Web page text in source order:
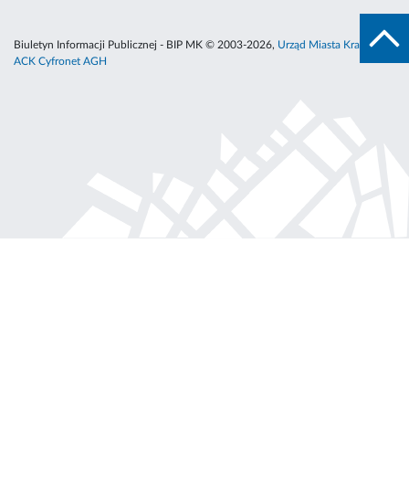
Biuletyn Informacji Publicznej - BIP MK © 2003-2026, Urząd Miasta Krakowa
ACK Cyfronet AGH